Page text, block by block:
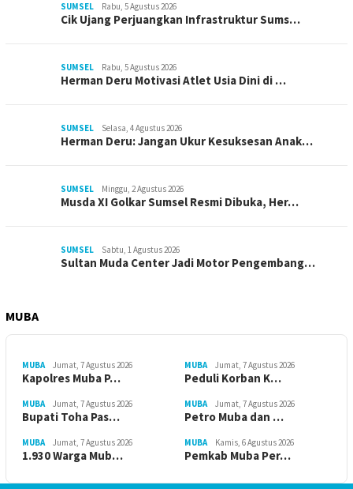
SUMSEL Rabu, 5 Agustus 2026
Cik Ujang Perjuangkan Infrastruktur Sums…
SUMSEL Rabu, 5 Agustus 2026
Herman Deru Motivasi Atlet Usia Dini di …
SUMSEL Selasa, 4 Agustus 2026
Herman Deru: Jangan Ukur Kesuksesan Anak…
SUMSEL Minggu, 2 Agustus 2026
Musda XI Golkar Sumsel Resmi Dibuka, Her…
SUMSEL Sabtu, 1 Agustus 2026
Sultan Muda Center Jadi Motor Pengembang…
MUBA
MUBA Jumat, 7 Agustus 2026
Kapolres Muba P…
MUBA Jumat, 7 Agustus 2026
Peduli Korban K…
MUBA Jumat, 7 Agustus 2026
Bupati Toha Pas…
MUBA Jumat, 7 Agustus 2026
Petro Muba dan …
MUBA Jumat, 7 Agustus 2026
1.930 Warga Mub…
MUBA Kamis, 6 Agustus 2026
Pemkab Muba Per…